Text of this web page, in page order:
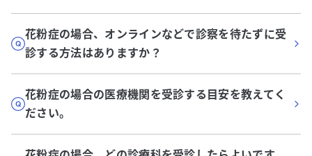
花粉症の場合、オンラインなどで診察を待たずに受
診する方法はありますか？
花粉症の場合の医療機関を受診する目安を教えてく
ださい。